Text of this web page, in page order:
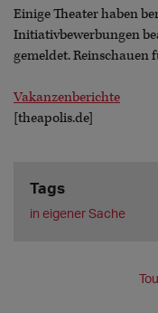
Einige Theater haben
Initiativbewerbungen
gemeldet.
Vakanzenberichte
[theapolis.de]
Tags
in eigener Sache